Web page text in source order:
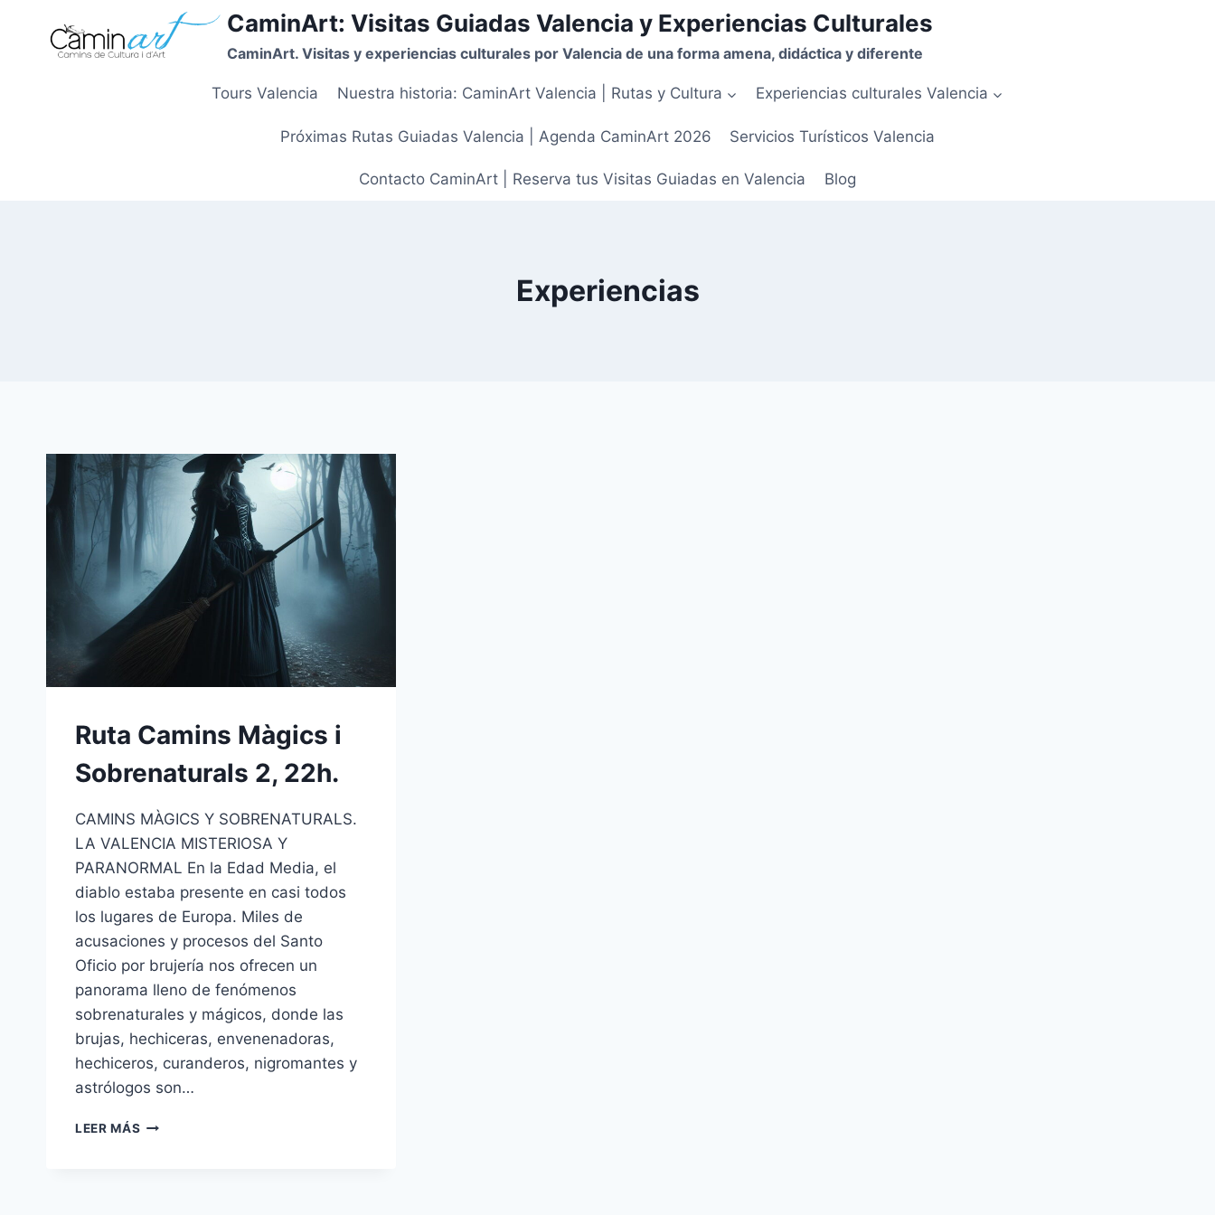
CaminArt: Visitas Guiadas Valencia y Experiencias Culturales
CaminArt. Visitas y experiencias culturales por Valencia de una forma amena, didáctica y diferente
Tours Valencia Nuestra historia: CaminArt Valencia | Rutas y Cultura Experiencias culturales Valencia
Próximas Rutas Guiadas Valencia | Agenda CaminArt 2026 Servicios Turísticos Valencia
Contacto CaminArt | Reserva tus Visitas Guiadas en Valencia Blog
Experiencias
Ruta Camins Màgics i
Sobrenaturals 2, 22h.
CAMINS MÀGICS Y SOBRENATURALS.
LA VALENCIA MISTERIOSA Y
PARANORMAL En la Edad Media, el
diablo estaba presente en casi todos
los lugares de Europa. Miles de
acusaciones y procesos del Santo
Oficio por brujería nos ofrecen un
panorama lleno de fenómenos
sobrenaturales y mágicos, donde las
brujas, hechiceras, envenenadoras,
hechiceros, curanderos, nigromantes y
astrólogos son…
LEER MÁS